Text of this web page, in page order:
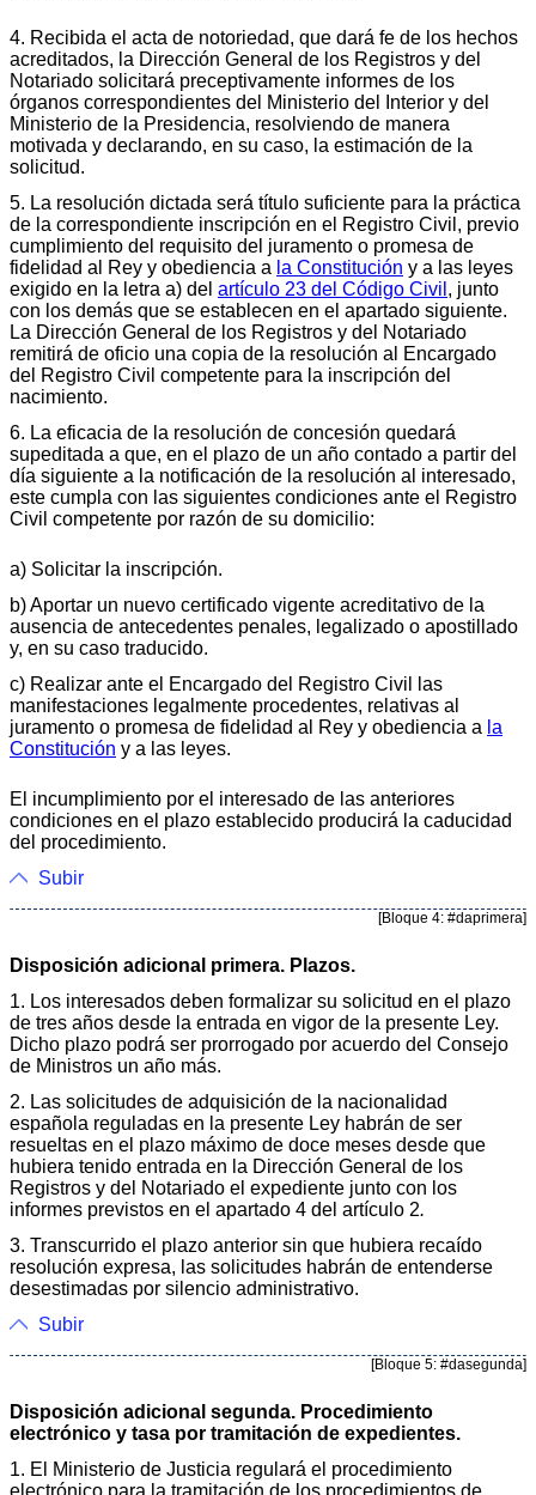
4. Recibida el acta de notoriedad, que dará fe de los hechos
acreditados, la Dirección General de los Registros y del
Notariado solicitará preceptivamente informes de los
órganos correspondientes del Ministerio del Interior y del
Ministerio de la Presidencia, resolviendo de manera
motivada y declarando, en su caso, la estimación de la
solicitud.
5. La resolución dictada será título suficiente para la práctica
de la correspondiente inscripción en el Registro Civil, previo
cumplimiento del requisito del juramento o promesa de
fidelidad al Rey y obediencia a la Constitución y a las leyes
exigido en la letra a) del artículo 23 del Código Civil , junto
con los demás que se establecen en el apartado siguiente.
La Dirección General de los Registros y del Notariado
remitirá de oficio una copia de la resolución al Encargado
del Registro Civil competente para la inscripción del
nacimiento.
6. La eficacia de la resolución de concesión quedará
supeditada a que, en el plazo de un año contado a partir del
día siguiente a la notificación de la resolución al interesado,
este cumpla con las siguientes condiciones ante el Registro
Civil competente por razón de su domicilio:
a) Solicitar la inscripción.
b) Aportar un nuevo certificado vigente acreditativo de la
ausencia de antecedentes penales, legalizado o apostillado
y, en su caso traducido.
c) Realizar ante el Encargado del Registro Civil las
manifestaciones legalmente procedentes, relativas al
juramento o promesa de fidelidad al Rey y obediencia a la
Constitución y a las leyes.
El incumplimiento por el interesado de las anteriores
condiciones en el plazo establecido producirá la caducidad
del procedimiento.
Subir
[Bloque 4: #daprimera]
Disposición adicional primera. Plazos.
1. Los interesados deben formalizar su solicitud en el plazo
de tres años desde la entrada en vigor de la presente Ley.
Dicho plazo podrá ser prorrogado por acuerdo del Consejo
de Ministros un año más.
2. Las solicitudes de adquisición de la nacionalidad
española reguladas en la presente Ley habrán de ser
resueltas en el plazo máximo de doce meses desde que
hubiera tenido entrada en la Dirección General de los
Registros y del Notariado el expediente junto con los
informes previstos en el apartado 4 del artículo 2.
3. Transcurrido el plazo anterior sin que hubiera recaído
resolución expresa, las solicitudes habrán de entenderse
desestimadas por silencio administrativo.
Subir
[Bloque 5: #dasegunda]
Disposición adicional segunda. Procedimiento
electrónico y tasa por tramitación de expedientes.
1. El Ministerio de Justicia regulará el procedimiento
electrónico para la tramitación de los procedimientos de